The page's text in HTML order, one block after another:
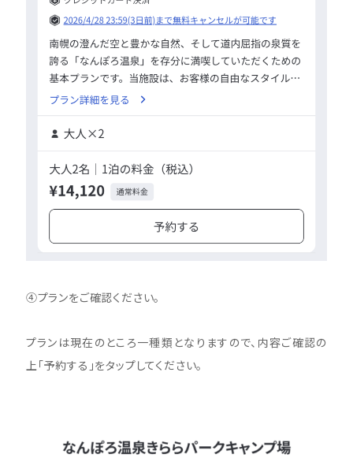
④プランをご確認ください。
プランは現在のところ一種類となりますので、内容ご確認の
上「予約する」をタップしてください。